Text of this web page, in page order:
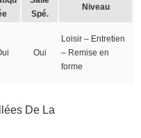
Spé.
Niveau
Oui
Loisir – Entretien
– Remise en
forme
De La